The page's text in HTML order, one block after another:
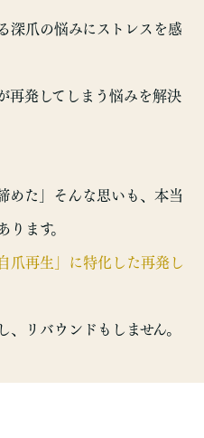
深爪の悩みにストレスを感
再発してしまう悩みを解決
めた」そんな思いも、本当
ます。
爪再生」に特化した再発し
リバウンドもしません。